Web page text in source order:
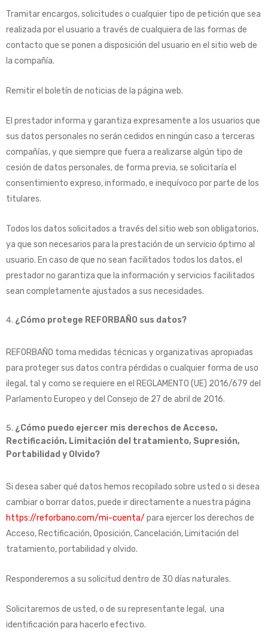
Tramitar encargos, solicitudes o cualquier tipo de petición que sea
realizada por el usuario a través de cualquiera de las formas de
contacto que se ponen a disposición del usuario en el sitio web de
la compañía.
Remitir el boletín de noticias de la página web.
El prestador informa y garantiza expresamente a los usuarios que
sus datos personales no serán cedidos en ningún caso a terceras
compañías, y que siempre que fuera a realizarse algún tipo de
cesión de datos personales, de forma previa, se solicitaría el
consentimiento expreso, informado, e inequívoco por parte de los
titulares.
Todos los datos solicitados a través del sitio web son obligatorios,
ya que son necesarios para la prestación de un servicio óptimo al
usuario. En caso de que no sean facilitados todos los datos, el
prestador no garantiza que la información y servicios facilitados
sean completamente ajustados a sus necesidades.
¿Cómo protege REFORBAÑO sus datos?
REFORBAÑO toma medidas técnicas y organizativas apropiadas
para proteger sus datos contra pérdidas o cualquier forma de uso
ilegal, tal y como se requiere en el REGLAMENTO (UE) 2016/679 del
Parlamento Europeo y del Consejo de 27 de abril de 2016.
¿Cómo puedo ejercer mis derechos de Acceso,
Rectificación, Limitación del tratamiento, Supresión,
Portabilidad y Olvido?
Si desea saber qué datos hemos recopilado sobre usted o si desea
cambiar o borrar datos, puede ir directamente a nuestra página
https://reforbano.com/mi-cuenta/ para ejercer los derechos de
Acceso, Rectificación, Oposición, Cancelación, Limitación del
tratamiento, portabilidad y olvido.
Responderemos a su solicitud dentro de 30 días naturales.
Solicitaremos de usted, o de su representante legal, una
identificación para hacerlo efectivo.